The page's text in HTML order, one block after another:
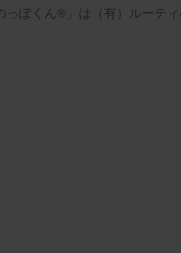
っぽくん®」は（有）ルーテ